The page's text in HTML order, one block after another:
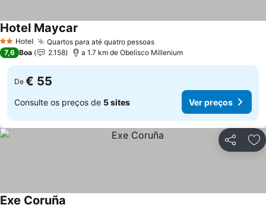
2 Estrelas
Hotel Quartos para até quatro pessoasVer preços
Hotel Maycar
7,6 Boa 2.158 a 1.7 km de Obelisco Millenium
De € 55
Consulte os preços de 5 sites Ver preços
Partilhar
Exe Coruña